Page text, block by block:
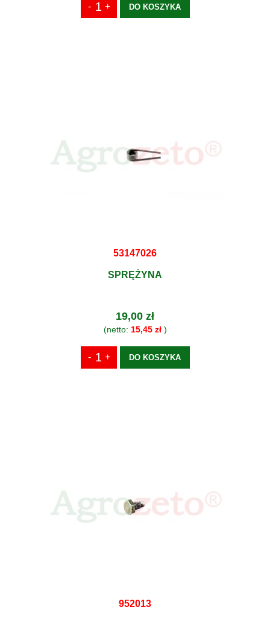
DO KOSZYKA
53147026
SPRĘŻYNA
19,00 zł
(netto: 15,45 zł)
DO KOSZYKA
952013